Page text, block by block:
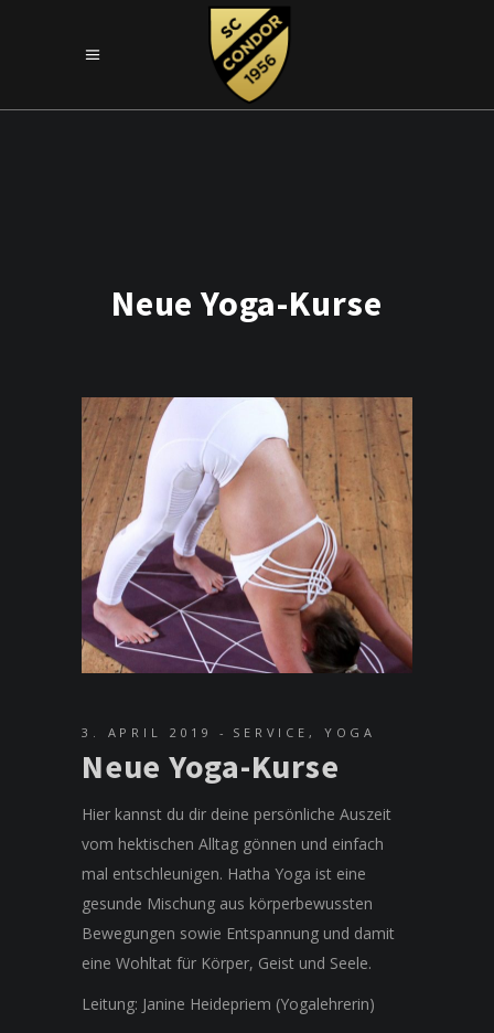
Neue Yoga-Kurse
3. APRIL 2019 SERVICE, YOGA
Neue Yoga-Kurse
Hier kannst du dir deine persönliche Auszeit
vom hektischen Alltag gönnen und einfach
mal entschleunigen. Hatha Yoga ist eine
gesunde Mischung aus körperbewussten
Bewegungen sowie Entspannung und damit
eine Wohltat für Körper, Geist und Seele.
Leitung: Janine Heidepriem (Yogalehrerin)